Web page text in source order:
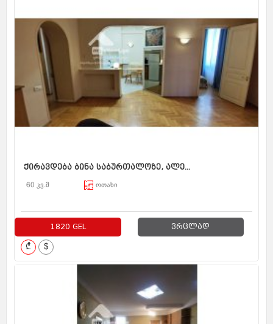
ქირავდება ბინა საბურთალოზე, ალე...
60 კვ.მ ოთახი
1820 GEL ვრცლად
₾ $